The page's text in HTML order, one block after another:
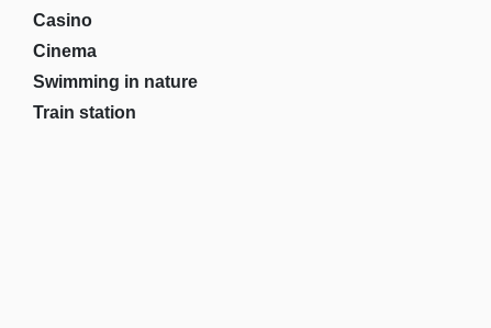
Casino
Cinema
Swimming in nature
Train station